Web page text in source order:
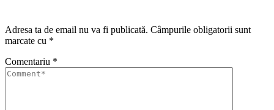
Adresa ta de email nu va fi publicată. Câmpurile obligatorii sunt
marcate cu *
Comentariu *